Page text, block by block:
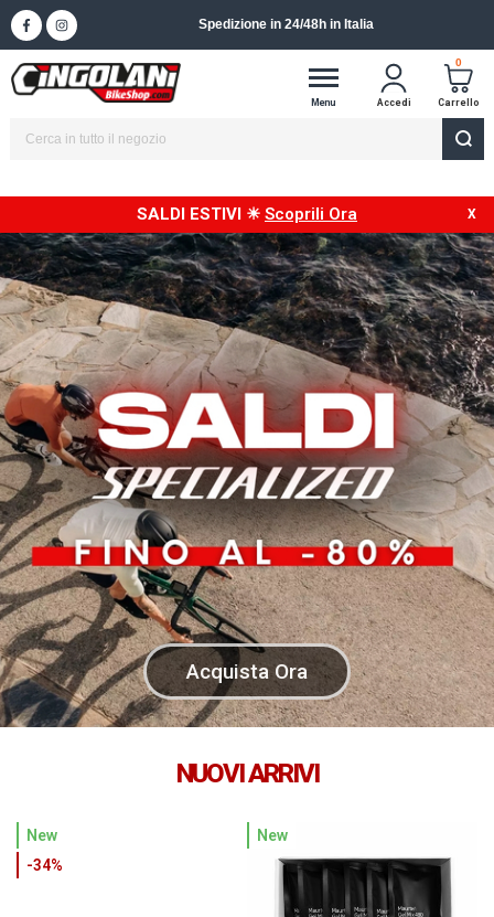
Spedizione in 24/48h in Italia
Menu Accedi
0
Carrello
SALDI ESTIVI ☀ Scoprili Ora
Acquista Ora
NUOVI ARRIVI
New
-34%
New